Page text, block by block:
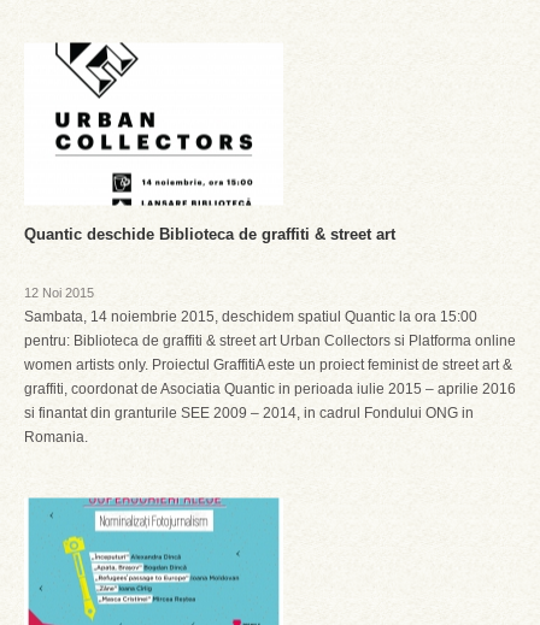
Quantic deschide Biblioteca de graffiti & street art
12 Noi 2015
Sambata, 14 noiembrie 2015, deschidem spatiul Quantic la ora 15:00
pentru: Biblioteca de graffiti & street art Urban Collectors si Platforma online
women artists only. Proiectul GraffitiA este un proiect feminist de street art &
graffiti, coordonat de Asociatia Quantic in perioada iulie 2015 – aprilie 2016
si finantat din granturile SEE 2009 – 2014, in cadrul Fondului ONG in
Romania.